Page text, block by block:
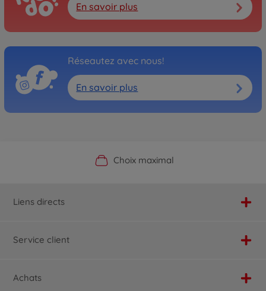
En savoir plus
Réseautez avec nous!
En savoir plus
Boutique officielle du fabricant
Choix maximal
Service personnalisé
Livraison rapide
Liens directs
Service client
Achats